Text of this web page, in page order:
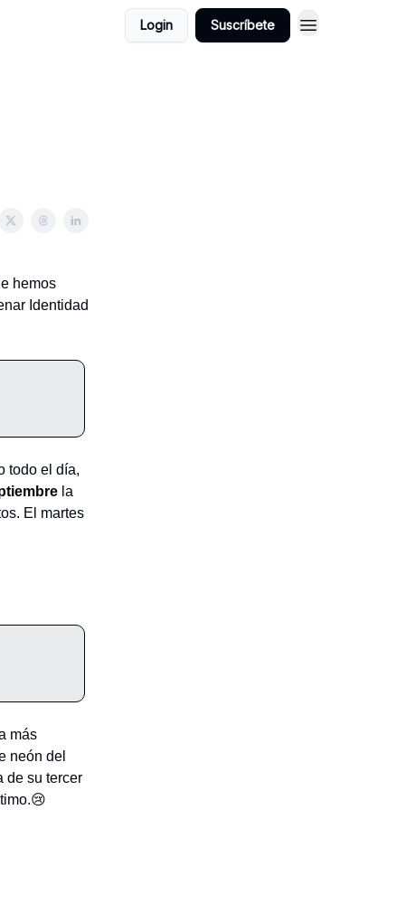
Login Suscríbete
hemos
Identidad
todo el día,
la
El martes
más
neón del
de su tercer